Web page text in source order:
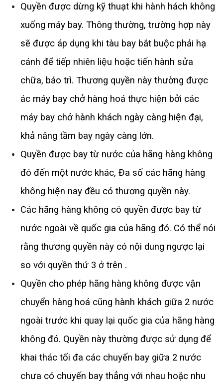
Quyền được dừng kỹ thuạt khi hành hách không
xuống máy bay. Thông thường, trường hợp này
sẽ được áp dụng khi tàu bay bắt buộc phải hạ
cánh để tiếp nhiên liệu hoặc tiến hành sửa
chữa, bảo trì. Thương quyền này thường được
ác máy bay chở hàng hoá thực hiện bởi các
máy bay chở hành khách ngày càng hiện đại,
khả năng tầm bay ngày càng lớn.
Quyền được bay từ nước của hãng hàng không
đó đến một nước khác, Đa số các hãng hàng
không hiện nay đều có thương quyền này.
Các hãng hàng không có quyền được bay từ
nước ngoài về quốc gia của hãng đó. Có thể nói
rằng thương quyền này có nội dung ngược lại
so với quyền thứ 3 ở trên .
Quyền cho phép hãng hàng không được vận
chuyển hàng hoá cũng hành khách giữa 2 nước
ngoài trước khi quay lại quốc gia của hãng hàng
không đó. Quyền này thường được sử dụng để
khai thác tối đa các chuyến bay giữa 2 nước
chưa có chuyến bay thẳng với nhau hoặc nhu